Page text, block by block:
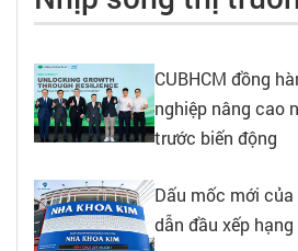
CUBHCM đồng
nghiệp nâng cao
trước biến động
Dấu mốc mới
dẫn đầu xếp hạng